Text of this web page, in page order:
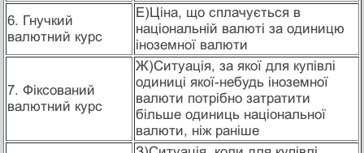
6. Гнучкий
валютний курс
Е)Ціна, що сплачується в
національній валюті за одиницю
іноземної валюти
7. Фіксований
валютний курс
Ж)Ситуація, за якої для купівлі
одиниці якої-небудь іноземної
валюти потрібно затратити
більше одиниць національної
валюти, ніж раніше